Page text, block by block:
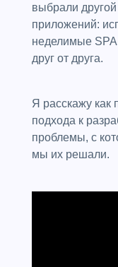
выбрали
приложений:
неделимые
друг от друга.
Я расскажу как про преимущества этого
подхода к
проблемы, с
мы их решали.